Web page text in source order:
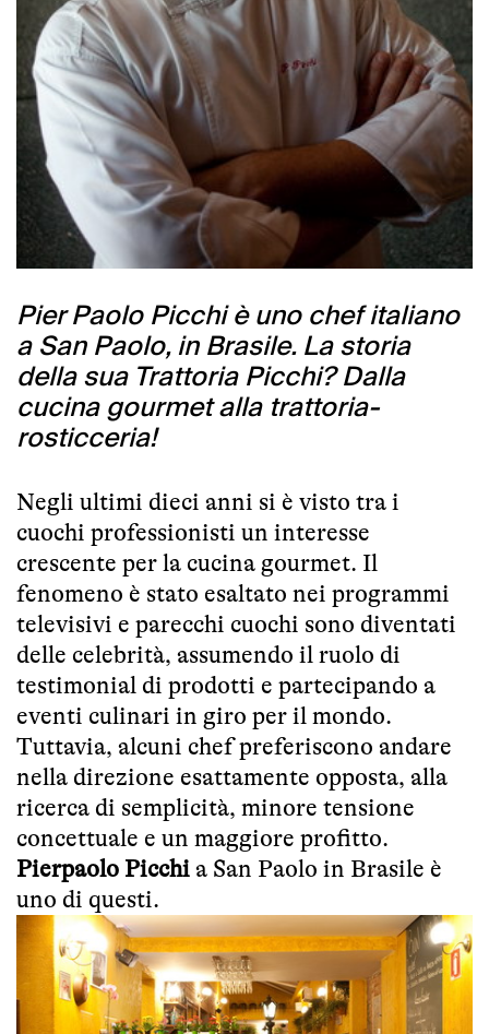
Pier Paolo Picchi è uno chef italiano
a San Paolo, in Brasile. La storia
della sua Trattoria Picchi? Dalla
cucina gourmet alla trattoria-
rosticceria!
Negli ultimi dieci anni si è visto tra i
cuochi professionisti un interesse
crescente per la cucina gourmet. Il
fenomeno è stato esaltato nei programmi
televisivi e parecchi cuochi sono diventati
delle celebrità, assumendo il ruolo di
testimonial di prodotti e partecipando a
eventi culinari in giro per il mondo.
Tuttavia, alcuni chef preferiscono andare
nella direzione esattamente opposta, alla
ricerca di semplicità, minore tensione
concettuale e un maggiore profitto.
Pierpaolo Picchi a San Paolo in Brasile è
uno di questi.